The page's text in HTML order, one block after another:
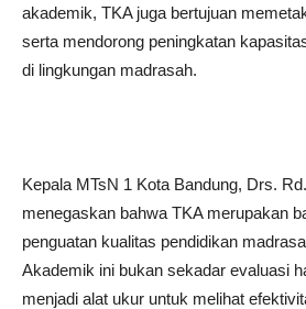
akademik, TKA juga bertujuan
serta mendorong peningkatan
di lingkungan madrasah.
Kepala MTsN 1 Kota Bandung, Drs.
menegaskan bahwa TKA merupakan
penguatan kualitas pendidikan
Akademik ini bukan sekadar evaluasi
menjadi alat ukur untuk melihat